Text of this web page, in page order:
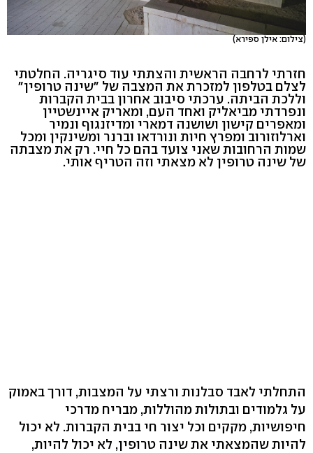
(צילום: אילן ספירא)
חזרתי לרחבה הראשית והצתתי עוד סיגריה. החלטתי
לצלם בטלפון למזכרת את המצבה של "שינה טרופין"
וללכת הביתה. ערכתי סיבוב אחרון בבית הקברות
ונפרדתי מביאליק ואחד העם, ומאריק איינשטיין
ומאפרים קישון ושושנה דמארי ומדיזנגוף ונמיר
וארלוזורוב ומפרץ חיות ונורדאו וברנר ומשינקין ומכל
שמות הרחובות שאני צועד בהם כל חיי. רק את מצבתה
של שינה טרופין לא מצאתי וזה הטריף אותי.
התחלתי לאבד סבלנות ורצתי על המצבות, דורך באמוק
על גלמודים ובתולות מהוללות, מבריח מדרכי
חיפושיות, מקקים וכל יצור חי בבית הקברות. לא יכול
להיות שהמצאתי את שינה טרופין, לא יכול להיות,